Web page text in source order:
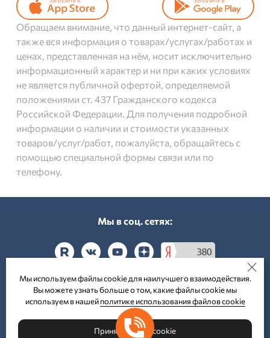
Обращаем внимание, что данный интернет-сайт, а
также вся информация о товарах/услугах/работах и
ценах, представленная на нём, носит исключительно
информационный характер и ни при каких условиях
не является публичной офертой, определяемой
положениями ст. 437 Гражданского кодекса
Российской Федерации. Для получения подробной
информации о наличии и стоимости указанных
товаров/услуг/работ, пожалуйста, обращайтесь с
помощью специальной формы связи или по
телефону.
Принимаем к оплате:
Мы в соц. cетях:
Мы используем файлы cookie для наилучшего взаимодействия.
Вы можете узнать больше о том, какие файлы cookie мы
используем в нашейполитике использования файлов cookie
Принять файлы cookie